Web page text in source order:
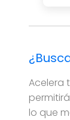
Acelera
lo que